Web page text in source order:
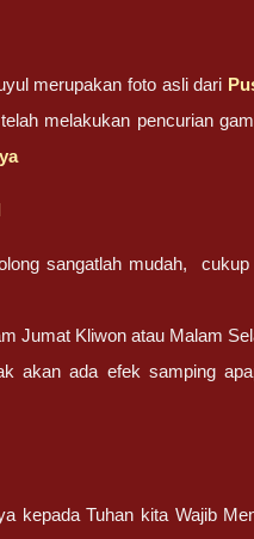
merupakan foto asli dari
melakukan pencurian
sangatlah mudah,
Jumat Kliwon atau Malam
akan ada efek samping
kepada Tuhan kita Wajib